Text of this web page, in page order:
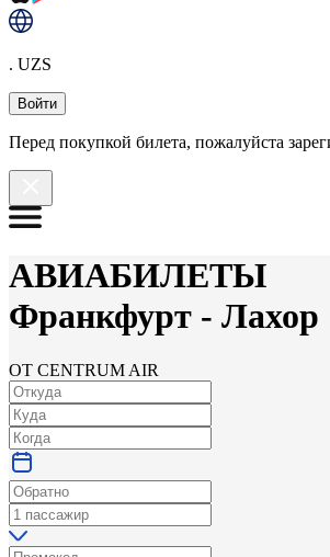
. UZS
Войти
Перед покупкой билета, пожалуйста
АВИАБИЛЕТЫ
Франкфурт - Лахор
ОТ CENTRUM AIR